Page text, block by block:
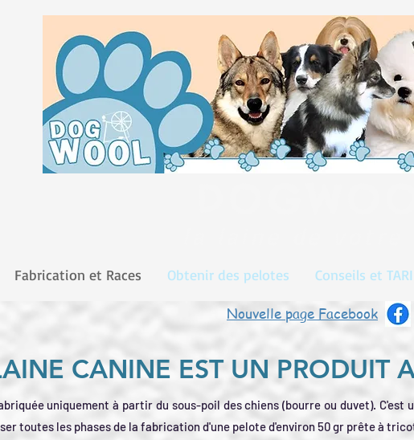
Fabrication et Races Obtenir des pelotes Conseils et
Nouvelle page Facebook
CANINE EST UN PRODUIT
uniquement à partir du sous-poil des chiens (bourre ou duvet).
toutes les phases de la fabrication d'une pelote d'environ 50 gr prête à